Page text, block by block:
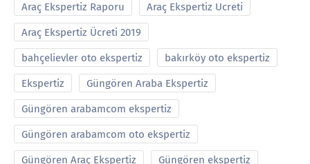
Araç Ekspertiz Raporu Araç Ekspertiz Ucreti
Araç Ekspertiz Ücreti 2019
bahçelievler oto ekspertiz bakırköy oto ekspertiz
Ekspertiz Güngören Araba Ekspertiz
Güngören arabamcom ekspertiz
Güngören arabamcom oto ekspertiz
Güngören Araç Ekspertiz Güngören ekspertiz